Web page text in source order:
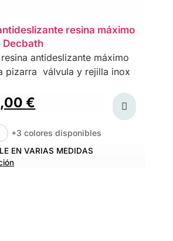
resina máximo
Decbath
antideslizante máximo
pizarra válvula y rejilla inox
€
+3 colores disponibles
EN VARIAS MEDIDAS